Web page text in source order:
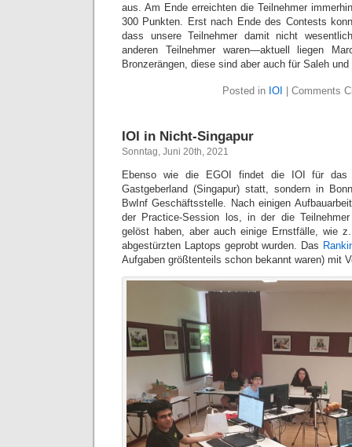
aus. Am Ende erreichten die Teilnehmer
300 Punkten. Erst nach Ende des Contests
dass unsere Teilnehmer damit nicht
anderen Teilnehmer waren—aktuell liegen
Bronzerängen, diese sind aber auch für Saleh
Posted in IOI Comments
IOI in Nicht-Singapur
Sonntag, Juni 20th, 2021
Ebenso wie die EGOI findet die IOI für das
Gastgeberland (Singapur) statt, sondern in
BwInf Geschäftsstelle. Nach einigen
der Practice-Session los, in der die
gelöst haben, aber auch einige Ernstfälle, wie
abgestürzten Laptops geprobt wurden. Das
Aufgaben größtenteils schon bekannt waren) mit